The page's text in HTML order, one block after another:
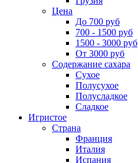
Цена
До 700 руб
700 - 1500 руб
1500 - 3000 руб
От 3000 руб
Содержание сахара
Сухое
Полусухое
Полусладкое
Сладкое
Игристое
Страна
Франция
Италия
Испания